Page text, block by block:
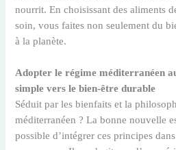
nourrit. En choisissant des aliments
soin, vous faites non seulement du
à la planète.
Adopter le régime méditerranéen
simple vers le bien-être durable
Séduit par les bienfaits et la
méditerranéen ? La bonne nouvelle
possible d’intégrer ces principes